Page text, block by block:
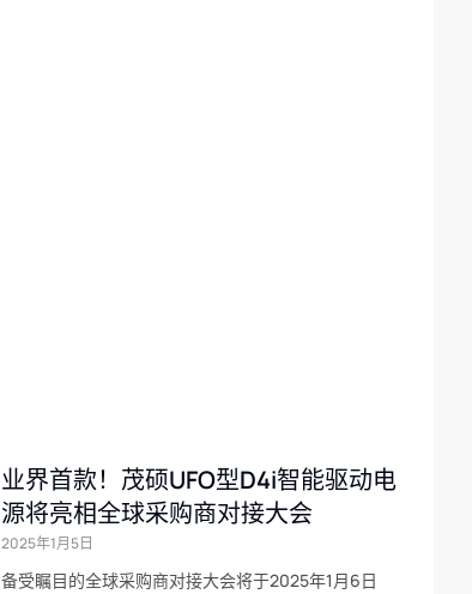
业界首款！茂硕UFO型D4i智能驱动电
源将亮相全球采购商对接大会
2025年1月5日
备受瞩目的全球采购商对接大会将于2025年1月6日